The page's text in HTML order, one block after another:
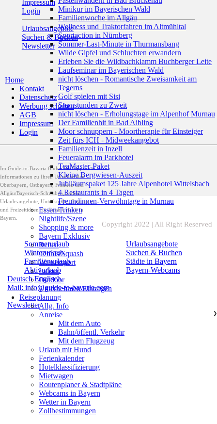
Impressum
Login
Urlaubsangebote
Suchen & Buchen
Newsletter
Home
Kontakt
Datenschutz
Werbung schalten
AGB
Impressum
Login
Im Guide-to-Bavaria finden Sie Tipps und
Informationen zu Ihren Urlaubszielen
Oberbayern, Ostbayern, Franken und
Allgäu/Bayerisch-Schwaben, zudem
Urlaubsangebote, Unterkünfte, Gastromie
und Freizeitideen für Ihren Urlaub in
Bayern.
Sommerurlaub
Winterurlaub
Familienurlaub
Aktivurlaub
Urlaubsangebote
Suchen & Buchen
Städte in Bayern
Bayern-Webcams
Deutsch Englisch
Mail: info@guide-to-bavaria.com
Newsletter
Copyright 2022 | All Right Reserved
Minikur im Bayerischen Wald
Familienwoche im Allgäu
Wellness und Traktorfahren im Altmühltal
Sportaction in Nürnberg
Sommer-Last-Minute in Thurmansbang
Wilde Gipfel und Schluchten erwandern
Erleben Sie die Wildbachklamm Buchberger Leite
Laufseminar im Bayerischen Wald
nicht löschen - Romantische Zweisamkeit am
Tegerns
Golf spielen mit Sisi
Sternstunden zu Zweit
nicht löschen - Erholungstage im Alpenhof Murnau
Der Familienhit in Bad Aibling
Moor schnuppern - Moortherapie für Einsteiger
Zeit fürs ICH - Midweekangebot
Familienzeit in Inzell
Feueralarm im Parkhotel
TeaMaster-Paket
Kleine Bergwiesen-Auszeit
Jubiläumspaket 125 Jahre Alpenhotel Wittelsbach
4 Restaurants in 4 Tagen
Freundinnen-Verwöhntage in Murnau
Essen/Trinken
Nightlife/Szene
Shopping & more
Bayern Exklusiv
Reiten
Tennis/Squash
Wassersport
Indoor
Outdoor
Unternehmen Eintragen
Reiseplanung
Allg. Info
Anreise
❯
Mit dem Auto
Bahn/öffentl. Verkehr
Mit dem Flugzeug
Urlaub mit Hund
Ferienkalender
Hotelklassifizierung
Mietwagen
Routenplaner & Stadtpläne
Webcams in Bayern
Wetter in Bayern
Zollbestimmungen